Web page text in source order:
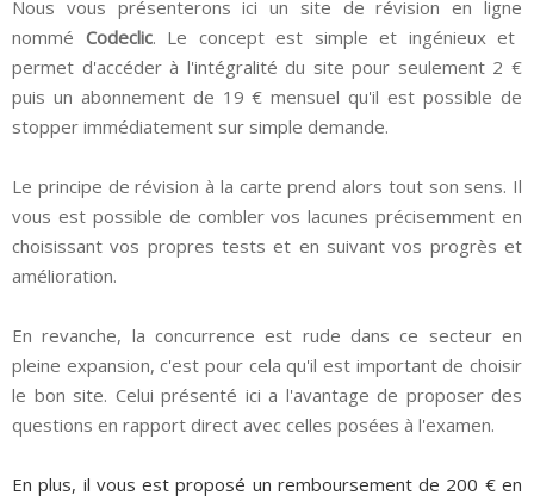
Nous vous présenterons ici un site de révision en ligne
nommé Codeclic. Le concept est simple et ingénieux et
permet d'accéder à l'intégralité du site pour seulement 2 €
puis un abonnement de 19 € mensuel qu'il est possible de
stopper immédiatement sur simple demande.
Le principe de révision à la carte prend alors tout son sens. Il
vous est possible de combler vos lacunes précisemment en
choisissant vos propres tests et en suivant vos progrès et
amélioration.
En revanche, la concurrence est rude dans ce secteur en
pleine expansion, c'est pour cela qu'il est important de choisir
le bon site. Celui présenté ici a l'avantage de proposer des
questions en rapport direct avec celles posées à l'examen.
En plus, il vous est proposé un remboursement de 200 € en